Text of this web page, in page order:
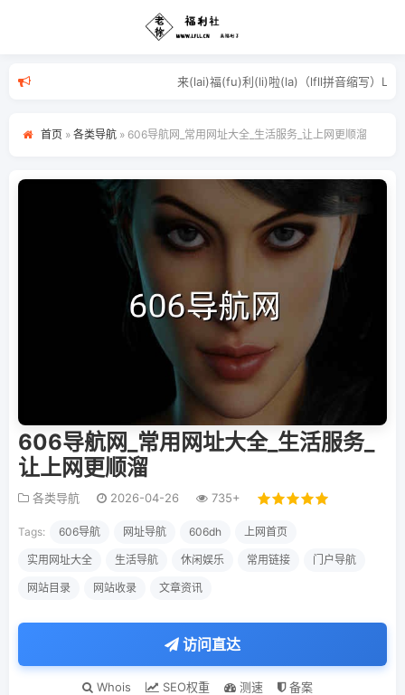
来(lai)福(fu)利(li)啦(la)（lfll拼音缩写）
首页 » 各类导航 » 606导航网_常用网址大全_生活服务_让上网更顺溜
606导航网_常用网址大全_生活服务_
让上网更顺溜
各类导航 2026-04-26 735+
Tags: 606导航 网址导航 606dh 上网首页
实用网址大全 生活导航 休闲娱乐 常用链接 门户导航
网站目录 网站收录 文章资讯
访问直达
Whois SEO权重 测速 备案